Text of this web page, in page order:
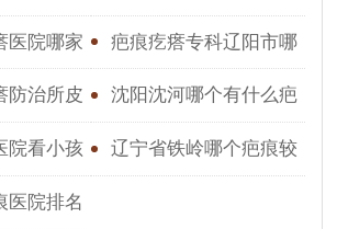
所
医院哪家
瘩的困扰
疤痕疙瘩专科辽阳市哪
个比较好
防治所皮
号
沈阳沈河哪个有什么疤
痕医院
院看小孩 辽宁省铁岭哪个疤痕较
医院排名